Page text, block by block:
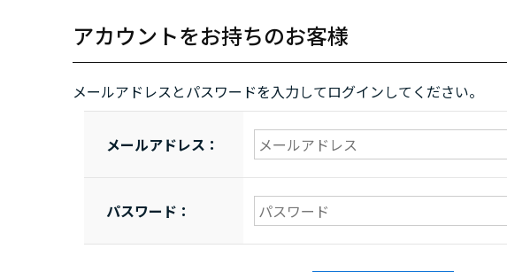
アカウントをお持ちのお客様
メールアドレスとパスワードを入力してログインしてください。
メールアドレス：
パスワード：